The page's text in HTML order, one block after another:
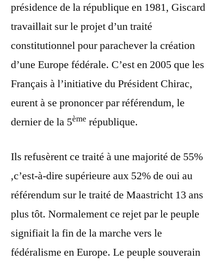
présidence de la république en 1981, Giscard
travaillait sur le projet d’un traité
constitutionnel pour parachever la création
d’une Europe fédérale. C’est en 2005 que les
Français à l’initiative du Président Chirac,
eurent à se prononcer par référendum, le
dernier de la 5ème république.
Ils refusèrent ce traité à une majorité de 55%
,c’est-à-dire supérieure aux 52% de oui au
référendum sur le traité de Maastricht 13 ans
plus tôt. Normalement ce rejet par le peuple
signifiait la fin de la marche vers le
fédéralisme en Europe. Le peuple souverain